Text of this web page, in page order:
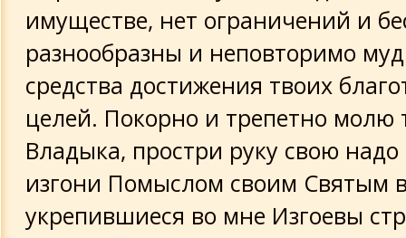
имуществе, нет ограничений и
разнообразны и неповторимо
средства достижения твоих
целей. Покорно и трепетно молю
Владыка, простри руку свою
изгони Помыслом своим Святым
укрепившиеся во мне Изгоевы